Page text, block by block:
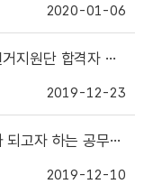
2020-01-06
원단 합격자 발표
2019-12-23
무원 등의 사직기한 안내
2019-12-10